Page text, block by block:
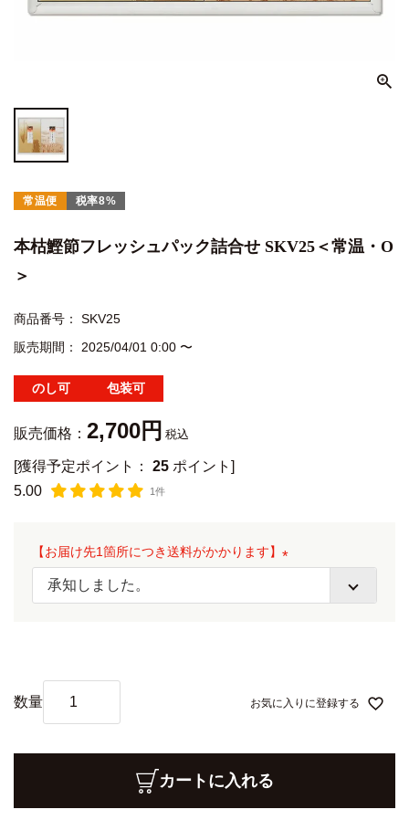
常温便 税率8%
本枯鰹節フレッシュパック詰合せ SKV25＜常温・O
＞
商品番号
SKV25
販売期間
2025/04/01 0:00 〜
のし可 包装可
販売価格： 2,700 税込
[獲得予定ポイント： 25 ポイント]
5.00
1件
【お届け先1箇所につき送料がかかります】
必
お気に入りに登録する
カートに入れる